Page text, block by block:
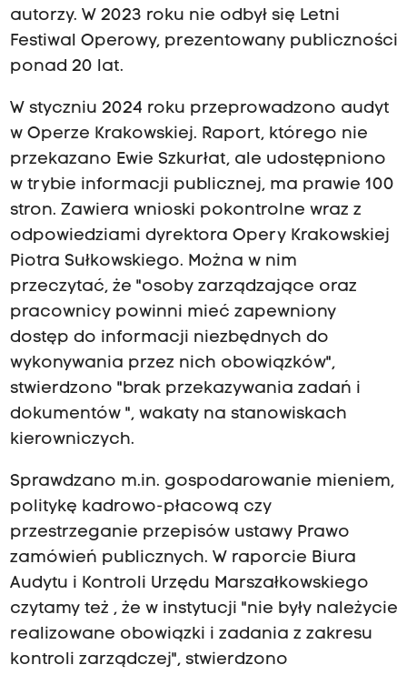
autorzy. W 2023 roku nie odbył się Letni
Festiwal Operowy, prezentowany publiczności
ponad 20 lat.
W styczniu 2024 roku przeprowadzono audyt
w Operze Krakowskiej. Raport, którego nie
przekazano Ewie Szkurłat, ale udostępniono
w trybie informacji publicznej, ma prawie 100
stron. Zawiera wnioski pokontrolne wraz z
odpowiedziami dyrektora Opery Krakowskiej
Piotra Sułkowskiego. Można w nim
przeczytać, że "osoby zarządzające oraz
pracownicy powinni mieć zapewniony
dostęp do informacji niezbędnych do
wykonywania przez nich obowiązków",
stwierdzono "brak przekazywania zadań i
dokumentów ", wakaty na stanowiskach
kierowniczych.
Sprawdzano m.in. gospodarowanie mieniem,
politykę kadrowo-płacową czy
przestrzeganie przepisów ustawy Prawo
zamówień publicznych. W raporcie Biura
Audytu i Kontroli Urzędu Marszałkowskiego
czytamy też , że w instytucji "nie były należycie
realizowane obowiązki i zadania z zakresu
kontroli zarządczej", stwierdzono